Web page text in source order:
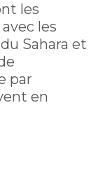
les
les
Sahara et
par
en